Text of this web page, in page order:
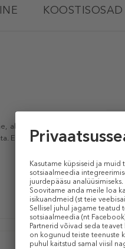
KOOSTISOSAD
alkoholivaba deodorant
Ei ärrita nahka. Võib kasutada ka